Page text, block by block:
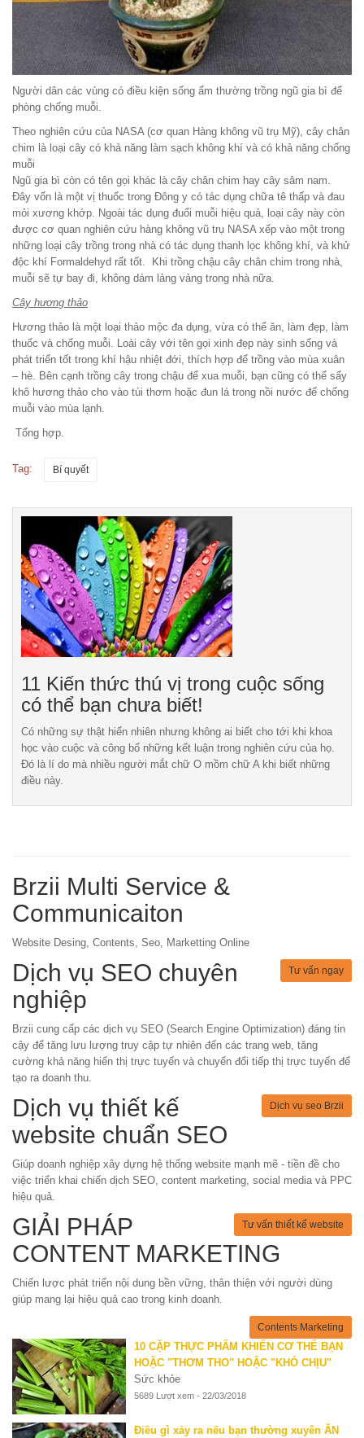
Người dân các vùng có điều kiện sống ẩm thường trồng ngũ gia bì để
phòng chống muỗi.
Theo nghiên cứu của NASA (cơ quan Hàng không vũ trụ Mỹ), cây chân
chim là loại cây có khả năng làm sạch không khí và có khả năng chống
muỗi
Ngũ gia bì còn có tên gọi khác là cây chân chim hay cây sâm nam.
Đây vốn là một vị thuốc trong Đông y có tác dụng chữa tê thấp và đau
mỏi xương khớp. Ngoài tác dụng đuổi muỗi hiệu quả, loại cây này còn
được cơ quan nghiên cứu hàng không vũ trụ NASA xếp vào một trong
những loại cây trồng trong nhà có tác dụng thanh lọc không khí, và khử
độc khí Formaldehyd rất tốt. Khi trồng chậu cây chân chim trong nhà,
muỗi sẽ tự bay đi, không dám lảng vảng trong nhà nữa.
Cây hương thảo
Hương thảo là một loại thảo mộc đa dụng, vừa có thể ăn, làm đẹp, làm
thuốc và chống muỗi. Loài cây với tên gọi xinh đẹp này sinh sống và
phát triển tốt trong khí hậu nhiệt đới, thích hợp để trồng vào mùa xuân
– hè. Bên cạnh trồng cây trong chậu để xua muỗi, bạn cũng có thể sấy
khô hương thảo cho vào túi thơm hoặc đun lá trong nồi nước để chống
muỗi vào mùa lạnh.
Tổng hợp.
Tag: Bí quyết
11 Kiến thức thú vị trong cuộc sống
có thể bạn chưa biết!
Có những sự thật hiển nhiên nhưng không ai biết cho tới khi khoa
học vào cuộc và công bố những kết luận trong nghiên cứu của họ.
Đó là lí do mà nhiều người mắt chữ O mồm chữ A khi biết những
điều này.
Brzii Multi Service &
Communicaiton
Website Desing, Contents, Seo, Marketting Online
Tư vấn ngay
Dịch vụ SEO chuyên
nghiệp
Brzii cung cấp các dịch vụ SEO (Search Engine Optimization) đáng tin
cậy để tăng lưu lượng truy cập tự nhiên đến các trang web, tăng
cường khả năng hiển thị trực tuyến và chuyển đổi tiếp thị trực tuyến để
tạo ra doanh thu.
Dịch vụ seo Brzii
Dịch vụ thiết kế
website chuẩn SEO
Giúp doanh nghiệp xây dựng hệ thống website mạnh mẽ - tiền đề cho
việc triển khai chiến dịch SEO, content marketing, social media và PPC
hiệu quả.
Tư vấn thiết kế website
GIẢI PHÁP
CONTENT MARKETING
Chiến lược phát triển nội dung bền vững, thân thiện với người dùng
giúp mang lại hiệu quả cao trong kinh doanh.
Contents Marketing
10 CẶP THỰC PHẨM KHIẾN CƠ THỂ BẠN
HOẶC "THƠM THO" HOẶC "KHÓ CHỊU"
Sức khỏe
5689 Lượt xem - 22/03/2018
Điều gì xảy ra nếu bạn thường xuyên ĂN